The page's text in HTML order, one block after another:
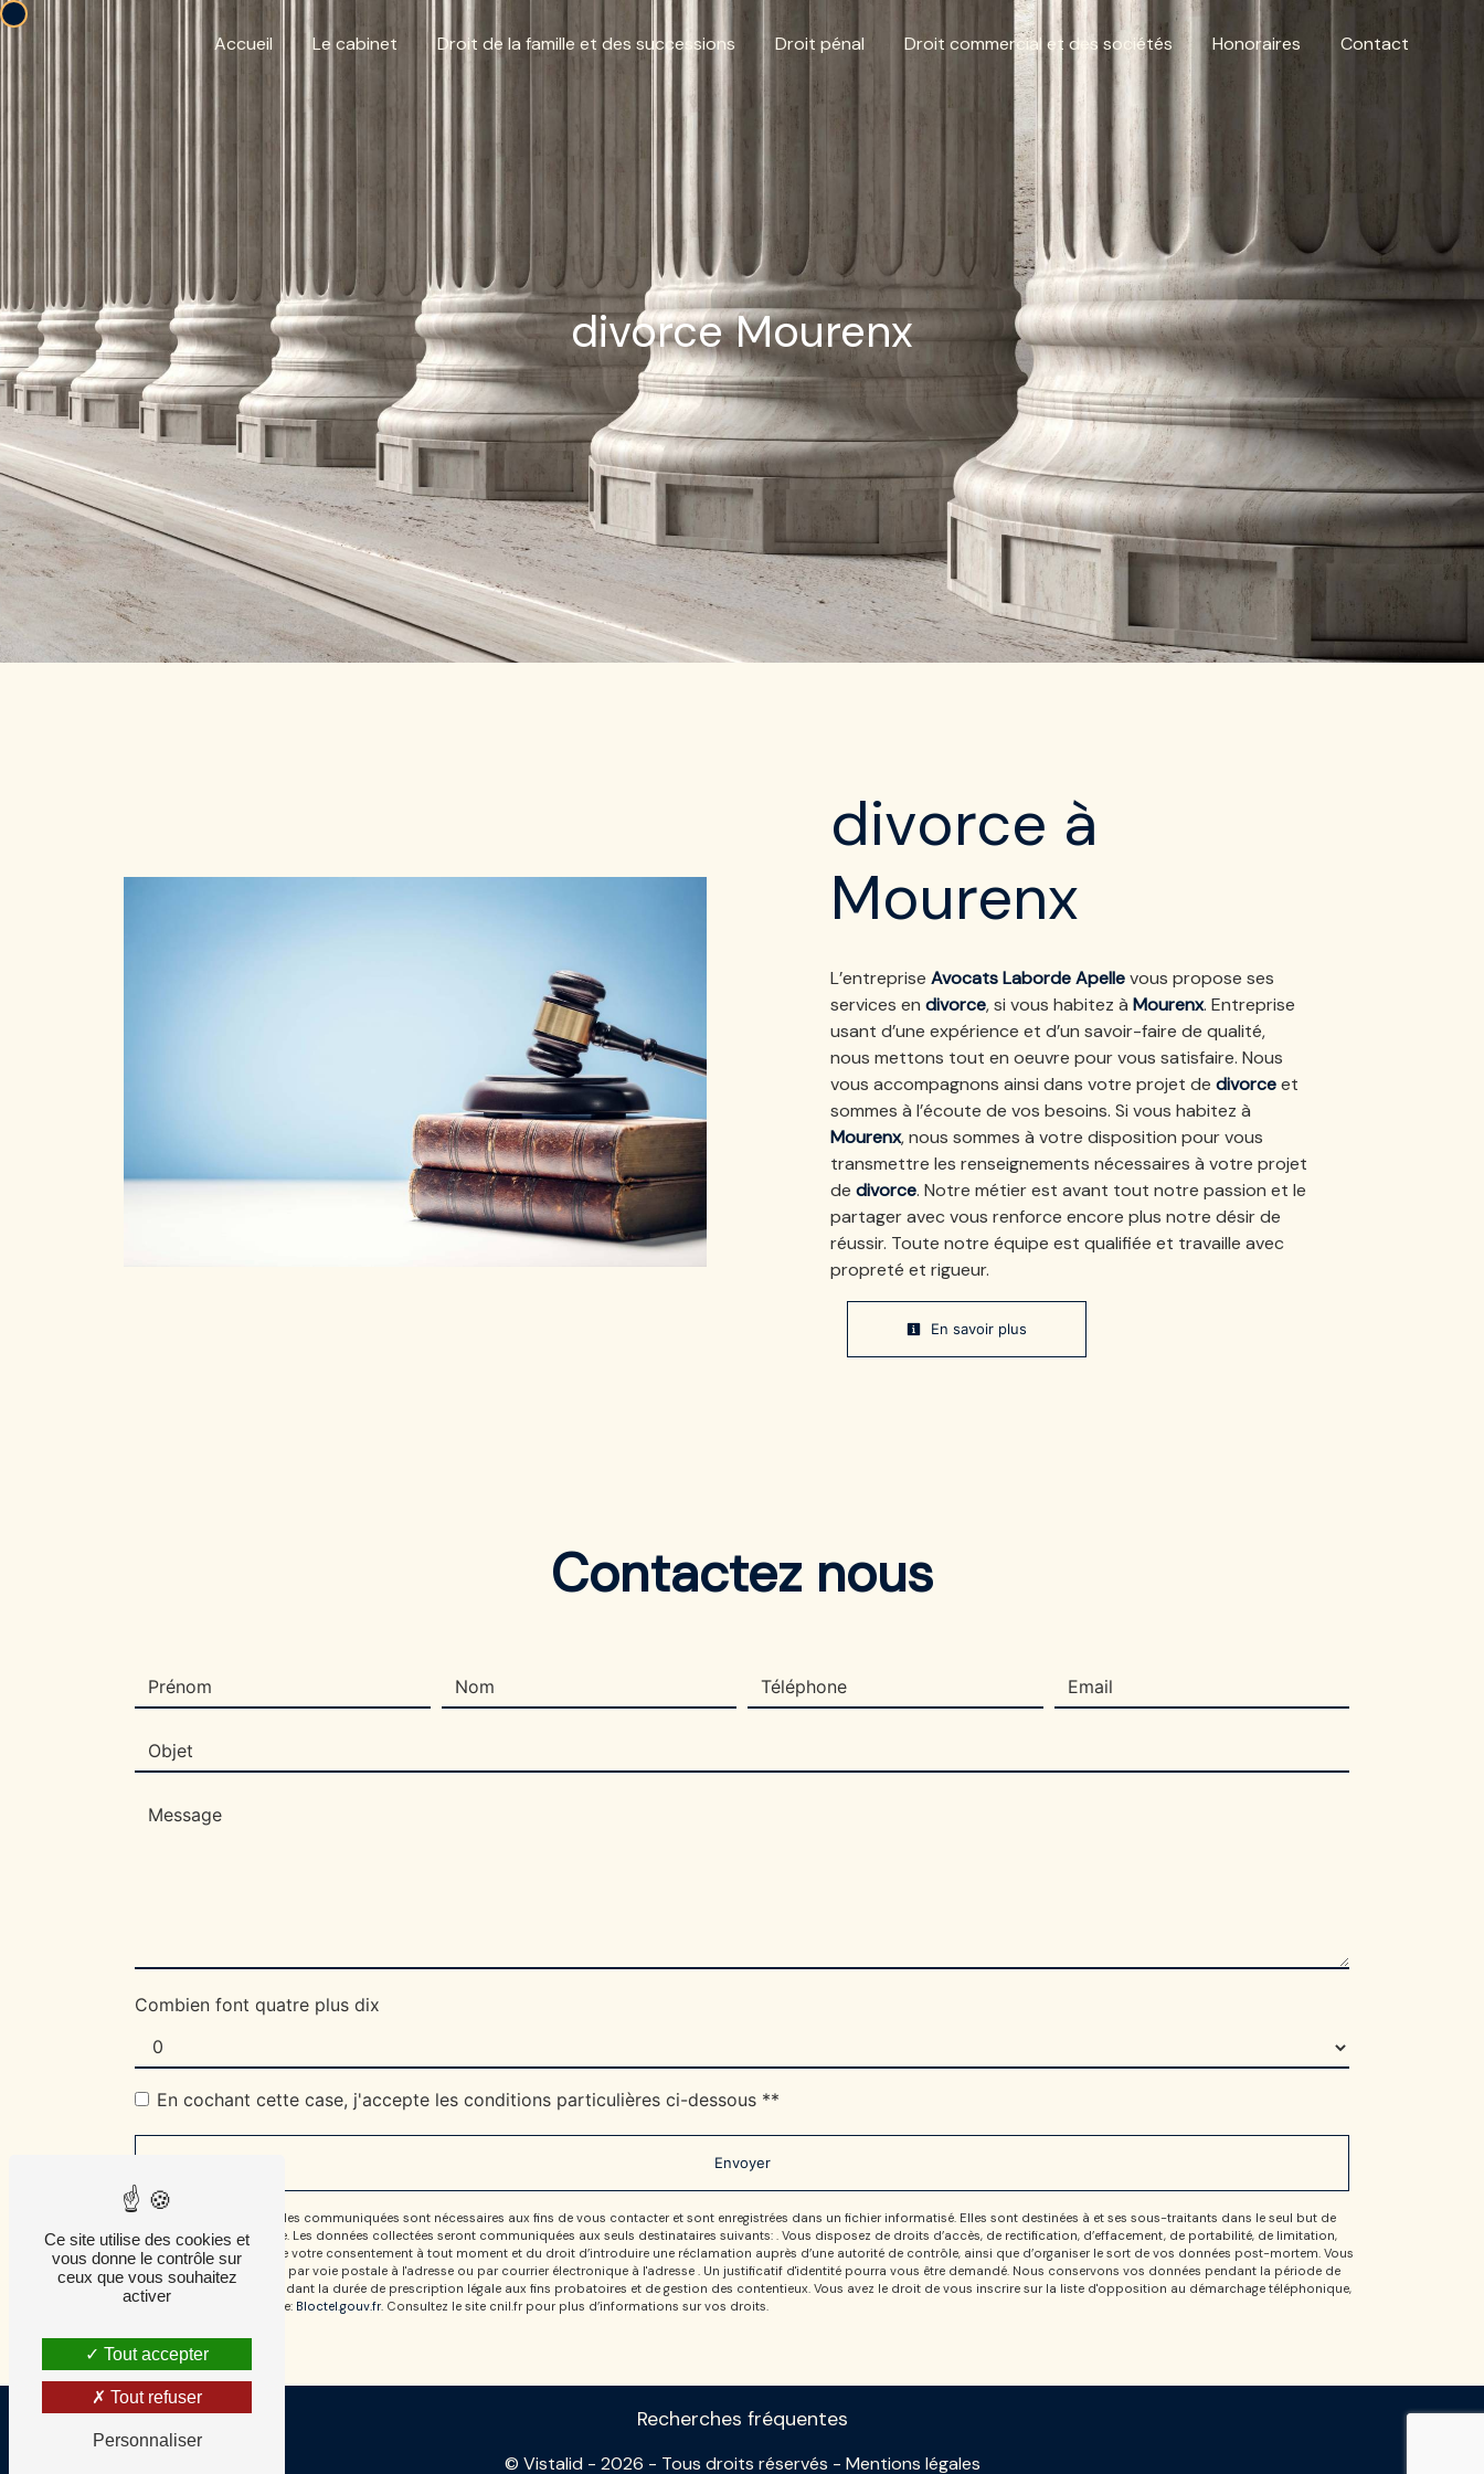
Accueil Le cabinet Droit de la famille et des successions Droit pénal Droit commercial et des sociétés Honoraires Contact
divorce Mourenx
divorce à
Mourenx
L’entreprise Avocats Laborde Apellevous propose ses
services en divorce, si vous habitez à Mourenx. Entreprise
usant d’une expérience et d’un savoir-faire de qualité,
nous mettons tout en oeuvre pour vous satisfaire. Nous
vous accompagnons ainsi dans votre projet de divorceet
sommes à l’écoute de vos besoins. Si vous habitez à
Mourenx, nous sommes à votre disposition pour vous
transmettre les renseignements nécessaires à votre projet
de divorce. Notre métier est avant tout notre passion et le
partager avec vous renforce encore plus notre désir de
réussir. Toute notre équipe est qualifiée et travaille avec
propreté et rigueur.
En savoir plus
Contactez nous
Combien font quatre plus dix
En cochant cette case, j'accepte les conditions particulières ci-dessous **
Envoyer
** Les données personnelles communiquées sont nécessaires aux fins de vous contacter et sont enregistrées dans un fichier informatisé. Elles sont destinées à et ses sous-traitants dans le seul but de
répondre à votre message. Les données collectées seront communiquées aux seuls destinataires suivants: . Vous disposez de droits d’accès, de rectification, d’effacement, de portabilité, de limitation,
d’opposition, de retrait de votre consentement à tout moment et du droit d’introduire une réclamation auprès d’une autorité de contrôle, ainsi que d’organiser le sort de vos données post-mortem. Vous
pouvez exercer ces droits par voie postale à l'adresse ou par courrier électronique à l'adresse . Un justificatif d'identité pourra vous être demandé. Nous conservons vos données pendant la période de
prise de contact puis pendant la durée de prescription légale aux fins probatoires et de gestion des contentieux. Vous avez le droit de vous inscrire sur la liste d'opposition au démarchage téléphonique,
disponible à cette adresse: Bloctel.gouv.fr. Consultez le site cnil.fr pour plus d’informations sur vos droits.
Recherches fréquentes
© Vistalid - 2026 - Tous droits réservés - Mentions légales
Panneau de gestion des cookies
Ce site utilise des cookies et
vous donne le contrôle sur
ceux que vous souhaitez
activer
Tout accepter
Tout refuser
Personnaliser